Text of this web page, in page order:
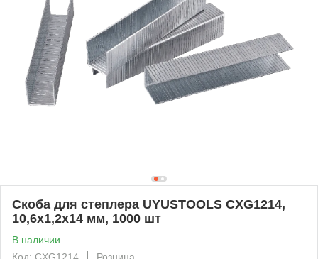
Скоба для степлера UYUSTOOLS CXG1214,
10,6х1,2х14 мм, 1000 шт
В наличии
Код: CXG1214
Розница